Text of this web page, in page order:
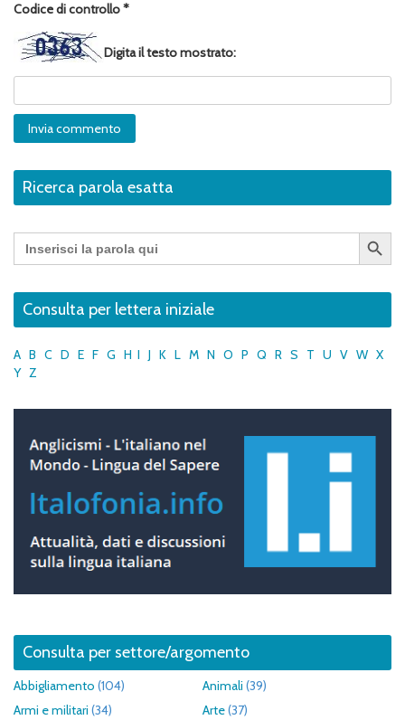
Codice di controllo*
Digita il testo mostrato:
Ricerca parola esatta
Search
for:
Search Button
Consulta per lettera iniziale
A B C D E F G H I J K L M N O P Q R S T U V W X
Y Z
Consulta per settore/argomento
Abbigliamento (104) Animali (39)
Armi e militari (34) Arte(37)